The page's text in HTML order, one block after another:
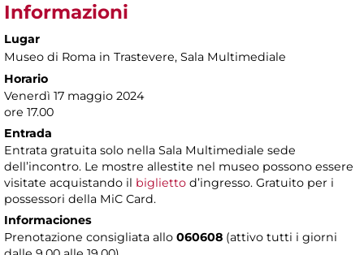
Informazioni
Lugar
Museo di Roma in Trastevere, Sala Multimediale
Horario
Venerdì 17 maggio 2024
ore 17.00
Entrada
Entrata gratuita solo nella Sala Multimediale sede
dell’incontro. Le mostre allestite nel museo possono essere
visitate acquistando il biglietto d’ingresso. Gratuito per i
possessori della MiC Card.
Informaciones
Prenotazione consigliata allo 060608 (attivo tutti i giorni